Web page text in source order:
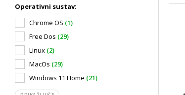
Operativni sustav:
Chrome OS (1)
Free Dos (29)
Linux (2)
MacOs (29)
Windows 11 Home (21)